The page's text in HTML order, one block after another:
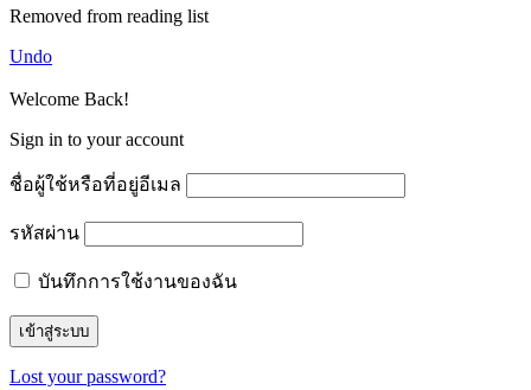
Removed from reading list
Undo
Welcome Back!
Sign in to your account
ชื่อผู้ใช้หรือที่อยู่อีเมล
รหัสผ่าน
บันทึกการใช้งานของฉัน
Lost your password?